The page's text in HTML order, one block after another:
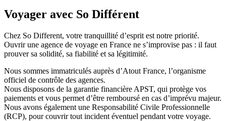
Voyager avec So Différent
Chez So Different, votre tranquillité d’esprit est notre priorité.
Ouvrir une agence de voyage en France ne s’improvise pas : il faut
prouver sa solidité, sa fiabilité et sa légitimité.
Nous sommes immatriculés auprès d’Atout France, l’organisme
officiel de contrôle des agences.
Nous disposons de la garantie financière APST, qui protège vos
paiements et vous permet d’être remboursé en cas d’imprévu majeur.
Nous avons également une Responsabilité Civile Professionnelle
(RCP), pour couvrir tout incident éventuel pendant votre voyage.